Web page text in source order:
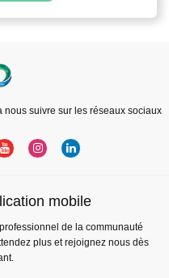
suivre sur les réseaux sociaux
mobile
de la communauté
plus et rejoignez nous dès